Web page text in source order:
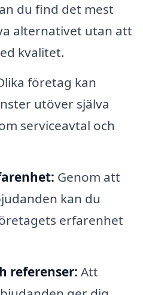
du find det mest
alternativet utan att
kvalitet.
företag kan
utöver själva
serviceavtal och
Genom att
kan du
erfarenhet
referenser: Att